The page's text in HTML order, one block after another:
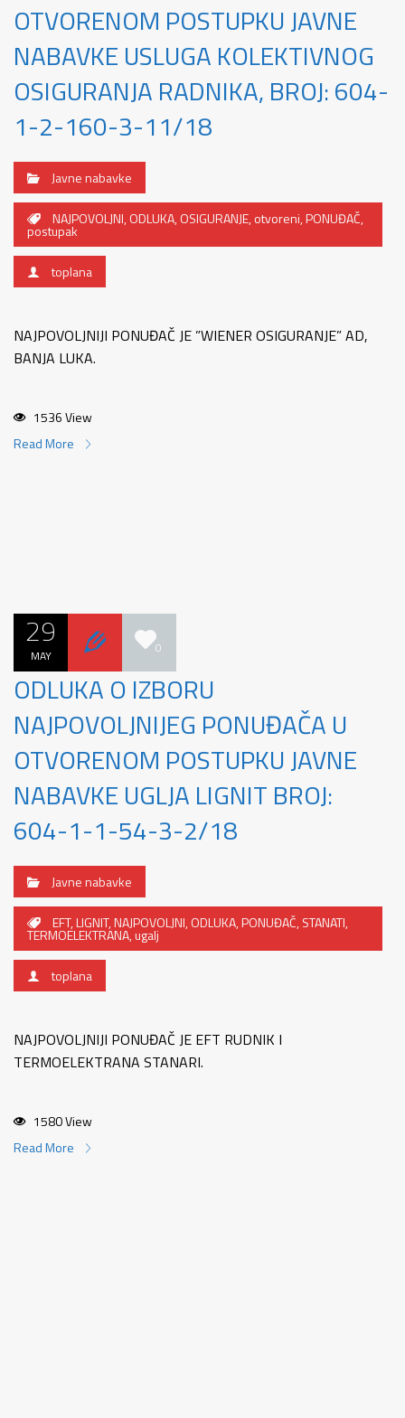
OTVORENOM POSTUPKU JAVNE
NABAVKE USLUGA KOLEKTIVNOG
OSIGURANJA RADNIKA, BROJ: 604-
1-2-160-3-11/18
Javne nabavke
NAJPOVOLJNI,ODLUKA,OSIGURANJE,otvoreni,PONUĐAČ,
postupak
toplana
NAJPOVOLJNIJI PONUĐAČ JE ”WIENER OSIGURANJE” AD,
BANJA LUKA.
1536 View
Read More
29
MAY 0
ODLUKA O IZBORU
NAJPOVOLJNIJEG PONUĐAČA U
OTVORENOM POSTUPKU JAVNE
NABAVKE UGLJA LIGNIT BROJ:
604-1-1-54-3-2/18
Javne nabavke
EFT,LIGNIT,NAJPOVOLJNI,ODLUKA,PONUĐAČ,STANATI,
TERMOELEKTRANA,ugalj
toplana
NAJPOVOLJNIJI PONUĐAČ JE EFT RUDNIK I
TERMOELEKTRANA STANARI.
1580 View
Read More